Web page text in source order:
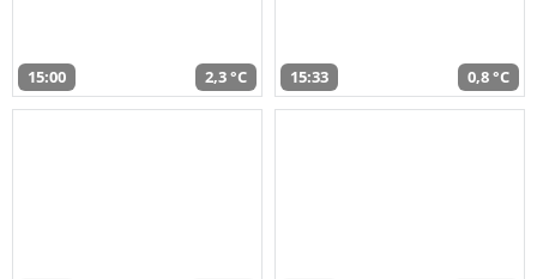
15:00 2,3 °C 15:33 0,8 °C